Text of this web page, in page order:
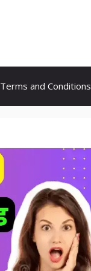
Terms and Conditions